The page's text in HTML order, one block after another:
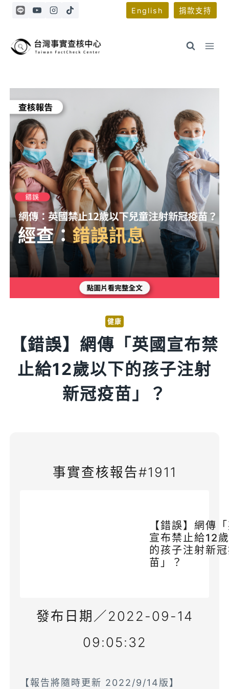
Skip
English 捐款支持
健康
【錯誤】網傳「英國宣布禁
止給12歲以下的孩子注射
新冠疫苗」？
事實查核報告#1911
【錯誤】網傳
宣布禁止給12
的孩子注射新
苗」？
發布日期／2022-09-14
09:05:32
【報告將隨時更新 2022/9/14版】